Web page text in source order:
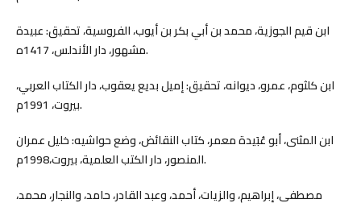
ابن قيم الجوزية، محمد بن أبي بكر بن أيوب، الفروسية، تحقيق: عبيدة
مشهور، دار الأندلس، 1417ه.
ابن كلثوم، عمرو، ديوانه، تحقيق: إميل بديع يعقوب، دار الكتاب العربي،
بيروت، 1991م.
ابن المثنى، أبو عُبَيدة معمر، كتاب النقائض، وضع حواشيه: خليل عمران
المنصور، دار الكتب العلمية، بيروت،1998م.
مصطفى، إبراهيم، والزيات، أحمد، وعبد القادر، حامد، والنجار، محمد،